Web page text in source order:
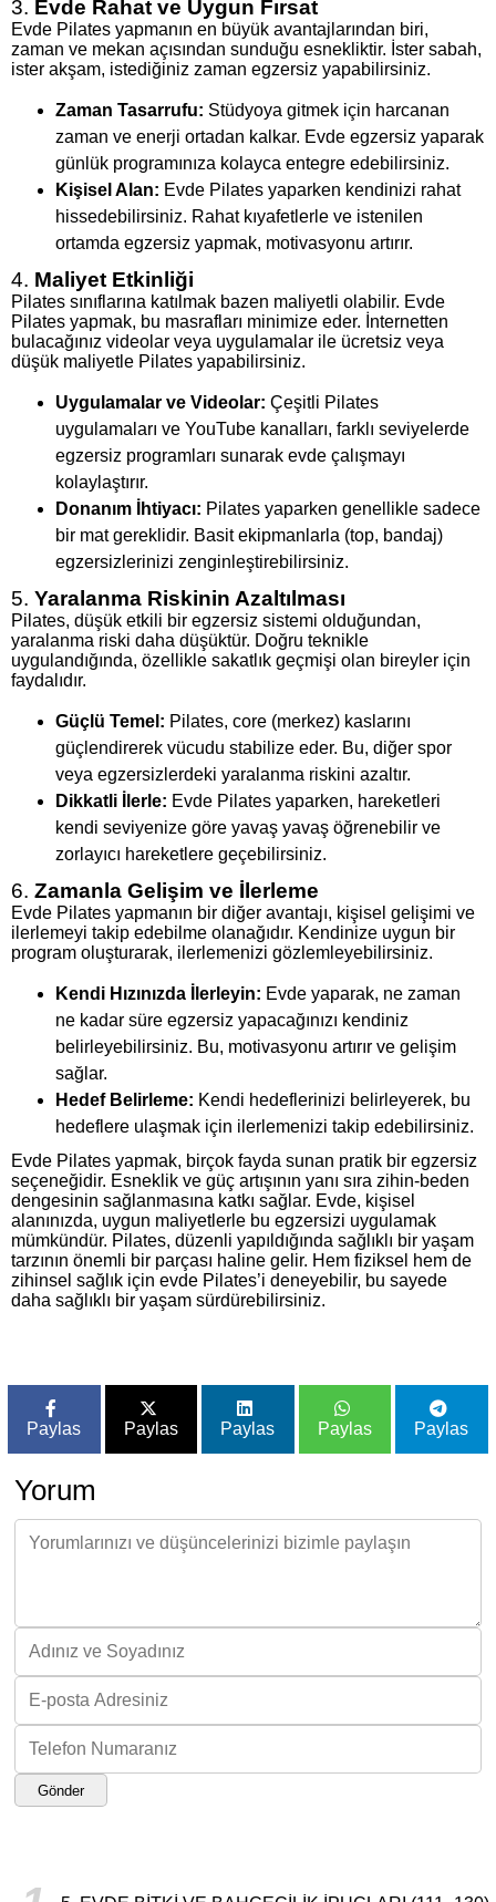
3. Evde Rahat ve Uygun Fırsat
Evde Pilates yapmanın en büyük avantajlarından biri,
zaman ve mekan açısından sunduğu esnekliktir. İster sabah,
ister akşam, istediğiniz zaman egzersiz yapabilirsiniz.
Zaman Tasarrufu: Stüdyoya gitmek için harcanan
zaman ve enerji ortadan kalkar. Evde egzersiz yaparak
günlük programınıza kolayca entegre edebilirsiniz.
Kişisel Alan: Evde Pilates yaparken kendinizi rahat
hissedebilirsiniz. Rahat kıyafetlerle ve istenilen
ortamda egzersiz yapmak, motivasyonu artırır.
4. Maliyet Etkinliği
Pilates sınıflarına katılmak bazen maliyetli olabilir. Evde
Pilates yapmak, bu masrafları minimize eder. İnternetten
bulacağınız videolar veya uygulamalar ile ücretsiz veya
düşük maliyetle Pilates yapabilirsiniz.
Uygulamalar ve Videolar: Çeşitli Pilates
uygulamaları ve YouTube kanalları, farklı seviyelerde
egzersiz programları sunarak evde çalışmayı
kolaylaştırır.
Donanım İhtiyacı: Pilates yaparken genellikle sadece
bir mat gereklidir. Basit ekipmanlarla (top, bandaj)
egzersizlerinizi zenginleştirebilirsiniz.
5. Yaralanma Riskinin Azaltılması
Pilates, düşük etkili bir egzersiz sistemi olduğundan,
yaralanma riski daha düşüktür. Doğru teknikle
uygulandığında, özellikle sakatlık geçmişi olan bireyler için
faydalıdır.
Güçlü Temel: Pilates, core (merkez) kaslarını
güçlendirerek vücudu stabilize eder. Bu, diğer spor
veya egzersizlerdeki yaralanma riskini azaltır.
Dikkatli İlerle: Evde Pilates yaparken, hareketleri
kendi seviyenize göre yavaş yavaş öğrenebilir ve
zorlayıcı hareketlere geçebilirsiniz.
6. Zamanla Gelişim ve İlerleme
Evde Pilates yapmanın bir diğer avantajı, kişisel gelişimi ve
ilerlemeyi takip edebilme olanağıdır. Kendinize uygun bir
program oluşturarak, ilerlemenizi gözlemleyebilirsiniz.
Kendi Hızınızda İlerleyin: Evde yaparak, ne zaman
ne kadar süre egzersiz yapacağınızı kendiniz
belirleyebilirsiniz. Bu, motivasyonu artırır ve gelişim
sağlar.
Hedef Belirleme: Kendi hedeflerinizi belirleyerek, bu
hedeflere ulaşmak için ilerlemenizi takip edebilirsiniz.
Evde Pilates yapmak, birçok fayda sunan pratik bir egzersiz
seçeneğidir. Esneklik ve güç artışının yanı sıra zihin-beden
dengesinin sağlanmasına katkı sağlar. Evde, kişisel
alanınızda, uygun maliyetlerle bu egzersizi uygulamak
mümkündür. Pilates, düzenli yapıldığında sağlıklı bir yaşam
tarzının önemli bir parçası haline gelir. Hem fiziksel hem de
zihinsel sağlık için evde Pilates’i deneyebilir, bu sayede
daha sağlıklı bir yaşam sürdürebilirsiniz.
Paylas Paylas Paylas Paylas Paylas
Yorum
Gönder